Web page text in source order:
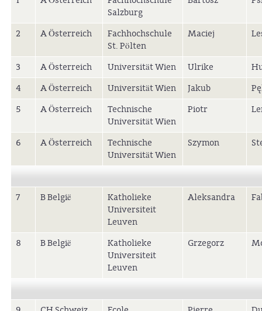
Salzburg
2 A Österreich
Fachhochschule
St. Pölten
Maciej
3 A Österreich Universität Wien Ulrike
4
A Österreich Universität Wien Jakub
5
A Österreich
Technische
Universität Wien
Piotr
6 A Österreich
Technische
Universität Wien
Szymon
7 B België
Katholieke
Universiteit
Leuven
Aleksandra
8 B België
Katholieke
Universiteit
Leuven
Grzegorz